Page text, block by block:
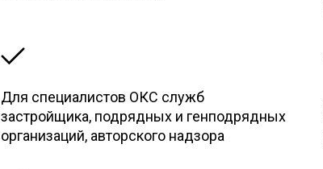
Для специалистов ОКС служб
застройщика, подрядных и генподрядных
организаций, авторского надзора